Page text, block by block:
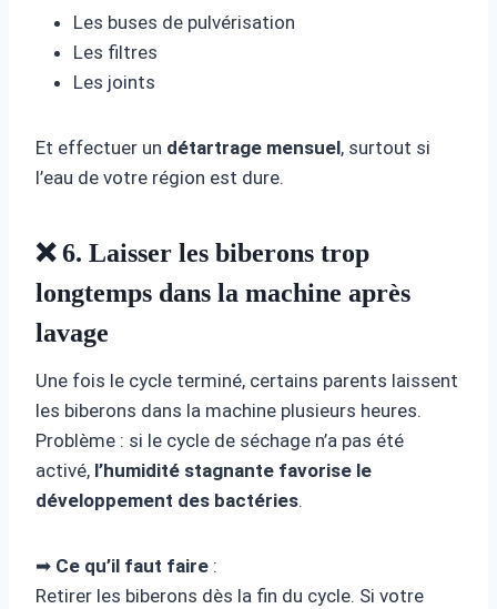
Les buses de pulvérisation
Les filtres
Les joints
Et effectuer un détartrage mensuel, surtout si
l’eau de votre région est dure.
❌ 6. Laisser les biberons trop
longtemps dans la machine après
lavage
Une fois le cycle terminé, certains parents laissent
les biberons dans la machine plusieurs heures.
Problème : si le cycle de séchage n’a pas été
activé, l’humidité stagnante favorise le
développement des bactéries.
➡ Ce qu’il faut faire :
Retirer les biberons dès la fin du cycle. Si votre